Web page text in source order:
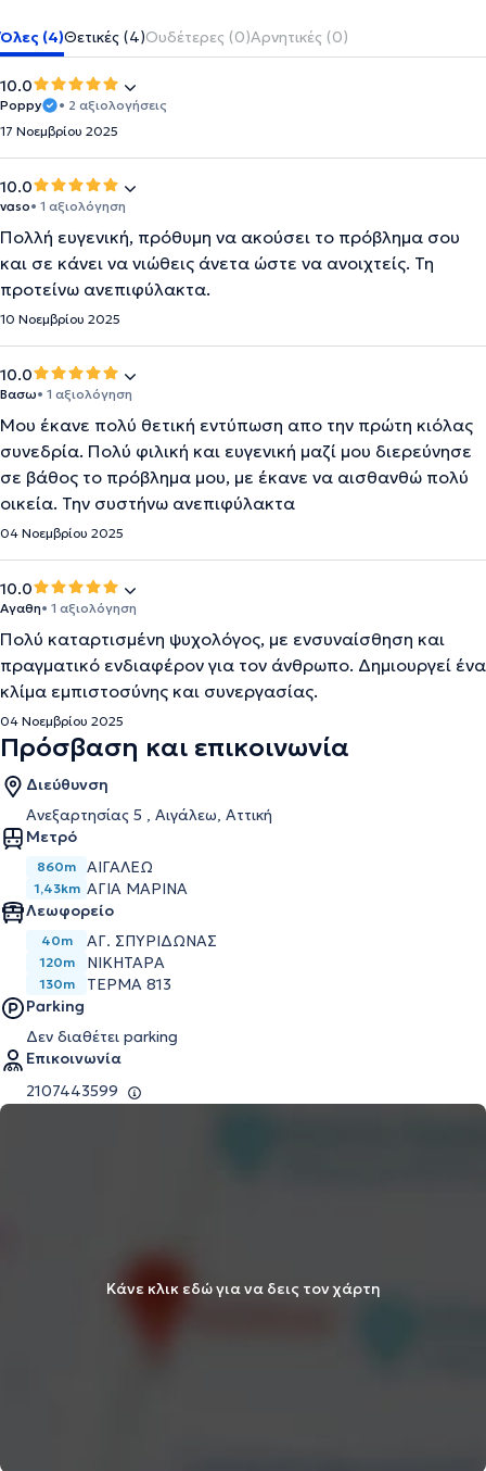
Όλες (4)Θετικές (4)Ουδέτερες (0)Αρνητικές (0)
10.0
Poppy
• 2 αξιολογήσεις
17 Νοεμβρίου 2025
10.0
vaso• 1 αξιολόγηση
Πολλή ευγενική, πρόθυμη να ακούσει το πρόβλημα σου
και σε κάνει να νιώθεις άνετα ώστε να ανοιχτείς. Τη
προτείνω ανεπιφύλακτα.
10 Νοεμβρίου 2025
10.0
Βασω• 1 αξιολόγηση
Μου έκανε πολύ θετική εντύπωση απο την πρώτη κιόλας
συνεδρία. Πολύ φιλική και ευγενική μαζί μου διερεύνησε
σε βάθος το πρόβλημα μου, με έκανε να αισθανθώ πολύ
οικεία. Την συστήνω ανεπιφύλακτα
04 Νοεμβρίου 2025
10.0
Αγαθη• 1 αξιολόγηση
Πολύ καταρτισμένη ψυχολόγος, με ενσυναίσθηση και
πραγματικό ενδιαφέρον για τον άνθρωπο. Δημιουργεί ένα
κλίμα εμπιστοσύνης και συνεργασίας.
04 Νοεμβρίου 2025
Πρόσβαση και επικοινωνία
Διεύθυνση
Ανεξαρτησίας 5 , Αιγάλεω, Αττική
Μετρό
860m ΑΙΓΆΛΕΩ
1,43km ΑΓΊΑ ΜΑΡΊΝΑ
Λεωφορείο
40m ΑΓ. ΣΠΥΡΙΔΩΝΑΣ
120m ΝΙΚΗΤΑΡΑ
130m
ΤΕΡΜΑ 813
Parking
Δεν διαθέτει parking
Επικοινωνία
2107443599
Κάνε κλικ εδώ για να δεις τον χάρτη